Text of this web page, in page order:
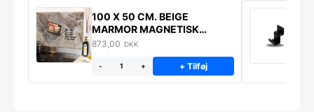
100 X 50 CM. BEIGE
MARMOR MAGNETISK
STÆNKPLADE
873,00 DKK
- + + Tilføj